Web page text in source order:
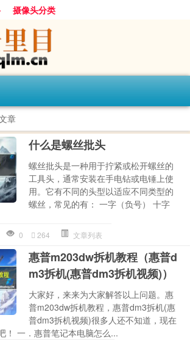
摄像头分类
章
什么是螺丝批头
螺丝批头是一种用于拧紧或松开螺丝的
工具头，通常安装在手电钻或电锤上使
用。它有不同的头型以适应不同类型的
螺丝，常见的有： 一字（负号） 十字
0 264 文章列表
惠普m203dw拆机教程（惠普d
m3拆机(惠普dm3拆机视频)）
大家好，来来为大家解答以上问题。惠
普m203dw拆机教程，惠普dm3拆机(惠
普dm3拆机视频)很多人还不知道，现在
！ 一．惠普笔记本电脑怎么...